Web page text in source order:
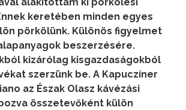
alakítottam ki pörkölési
keretében minden egyes
pörkölünk. Különös figyelmet
beszerzésére.
kizárólag kisgazdaságokból
szerzünk be. A Kapuczíner
az Észak Olasz kávézási
összetevőként külön